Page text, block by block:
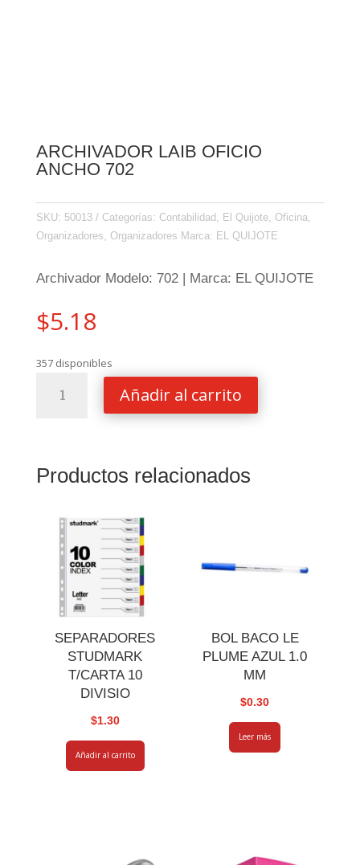
ARCHIVADOR LAIB OFICIO
ANCHO 702
SKU: 50013 Categorías: Contabilidad El Quijote, Oficina
Organizadores
Organizadores Marca: EL QUIJOTE
Archivador Modelo: 702 | Marca: EL QUIJOTE
$5.18
357 disponibles
ARCHIVADOR
cantidad
Añadir al carrito
Productos relacionados
SEPARADORES
STUDMARK
T/CARTA 10
DIVISIO
$1.30
Añadir al carrito
BOL BACO LE
PLUME AZUL 1.0
MM
$0.30
Leer más